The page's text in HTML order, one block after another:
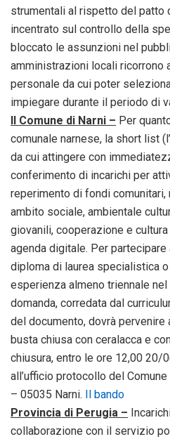
strumentali al rispetto del patto
incentrato sul controllo della
bloccato le assunzioni nel
amministrazioni locali ricorrono
personale da cui poter
impiegare durante il periodo di
Il Comune di Narni – Per
comunale narnese, la short list
da cui attingere con
conferimento di incarichi per
reperimento di fondi comunitari,
ambito sociale, ambientale
giovanili, cooperazione e
agenda digitale. Per
diploma di laurea specialistica
esperienza almeno triennale
domanda, corredata dal
del documento, dovrà pervenire
busta chiusa con ceralacca e
chiusura, entro le ore 12,00
all’ufficio protocollo del
– 05035 Narni. Il bando
Provincia di Perugia –
collaborazione con il servizio